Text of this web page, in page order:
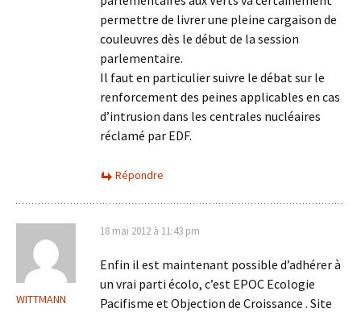
permettre de livrer une pleine cargaison de
couleuvres dès le début de la session
parlementaire.
Il faut en particulier suivre le débat sur le
renforcement des peines applicables en cas
d’intrusion dans les centrales nucléaires
réclamé par EDF.
Répondre
WITTMANN
18 mai 2012 à 11:43 pm
Enfin il est maintenant possible d’adhérer à
un vrai parti écolo, c’est EPOC Ecologie
Pacifisme et Objection de Croissance . Site